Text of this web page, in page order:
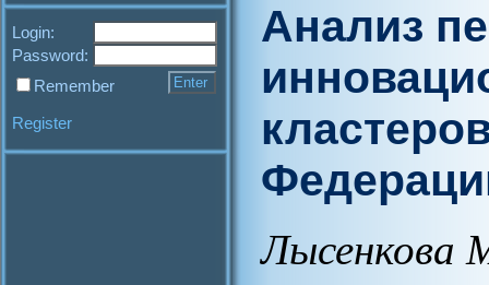
Login:
Password:
Remember
Register
Анализ
Лысенкова